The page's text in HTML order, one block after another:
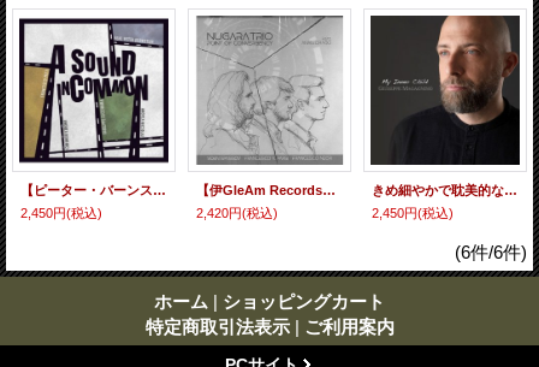
【ピーター・バーンスタイン参加!】CD Francesco Patti フランセスコ・パティ / A Sound In Common
2,450円(税込)
【伊GleAm Records】CD Nugara Trio ヌガロ・トリオ / Point Of Convergency
2,420円(税込)
きめ細やかで耽美的なヨーロピアン・ロマンティシズムやエレガンス並びに文学色と歯切れのいい鋭敏ダイナミズムを併せ持ったイタリアン・リリカル・ピアノ会心のクリーンヒット! CD GIUSEPPE MAGAGNINO ジュゼッペ・マガニーノ / MY INNER CHILD
2,450円(税込)
(6件/6件)
ホーム | ショッピングカート
特定商取引法表示 | ご利用案内